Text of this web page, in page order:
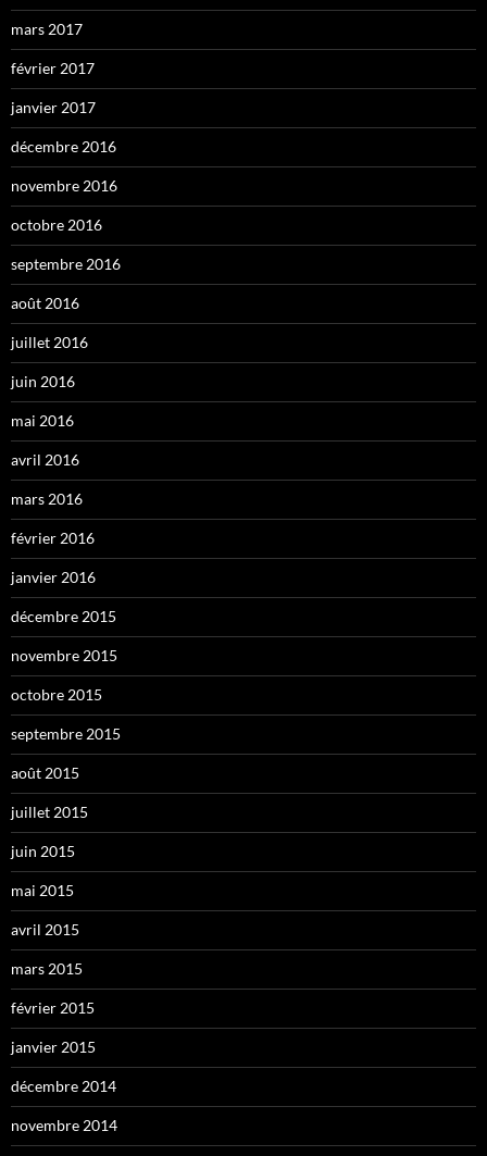
mars 2017
février 2017
janvier 2017
décembre 2016
novembre 2016
octobre 2016
septembre 2016
août 2016
juillet 2016
juin 2016
mai 2016
avril 2016
mars 2016
février 2016
janvier 2016
décembre 2015
novembre 2015
octobre 2015
septembre 2015
août 2015
juillet 2015
juin 2015
mai 2015
avril 2015
mars 2015
février 2015
janvier 2015
décembre 2014
novembre 2014